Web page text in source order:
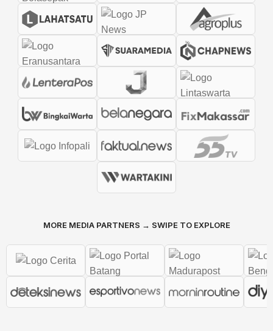
MORE MEDIA PARTNERS → SWIPE TO EXPLORE